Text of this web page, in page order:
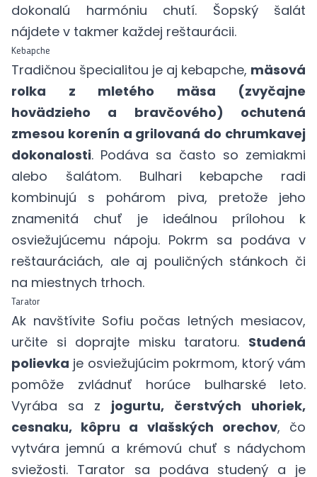
dokonalú harmóniu chutí. Šopský šalát
nájdete v takmer každej reštaurácii.
Kebapche
Tradičnou špecialitou je aj kebapche, mäsová
rolka z mletého mäsa (zvyčajne
hovädzieho a bravčového) ochutená
zmesou korenín a grilovaná do chrumkavej
dokonalosti. Podáva sa často so zemiakmi
alebo šalátom. Bulhari kebapche radi
kombinujú s pohárom piva, pretože jeho
znamenitá chuť je ideálnou prílohou k
osviežujúcemu nápoju. Pokrm sa podáva v
reštauráciách, ale aj pouličných stánkoch či
na miestnych trhoch.
Tarator
Ak navštívite Sofiu počas letných mesiacov,
určite si doprajte misku taratoru. Studená
polievka je osviežujúcim pokrmom, ktorý vám
pomôže zvládnuť horúce bulharské leto.
Vyrába sa z jogurtu, čerstvých uhoriek,
cesnaku, kôpru a vlašských orechov, čo
vytvára jemnú a krémovú chuť s nádychom
sviežosti. Tarator sa podáva studený a je